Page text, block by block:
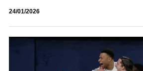
24/01/2026